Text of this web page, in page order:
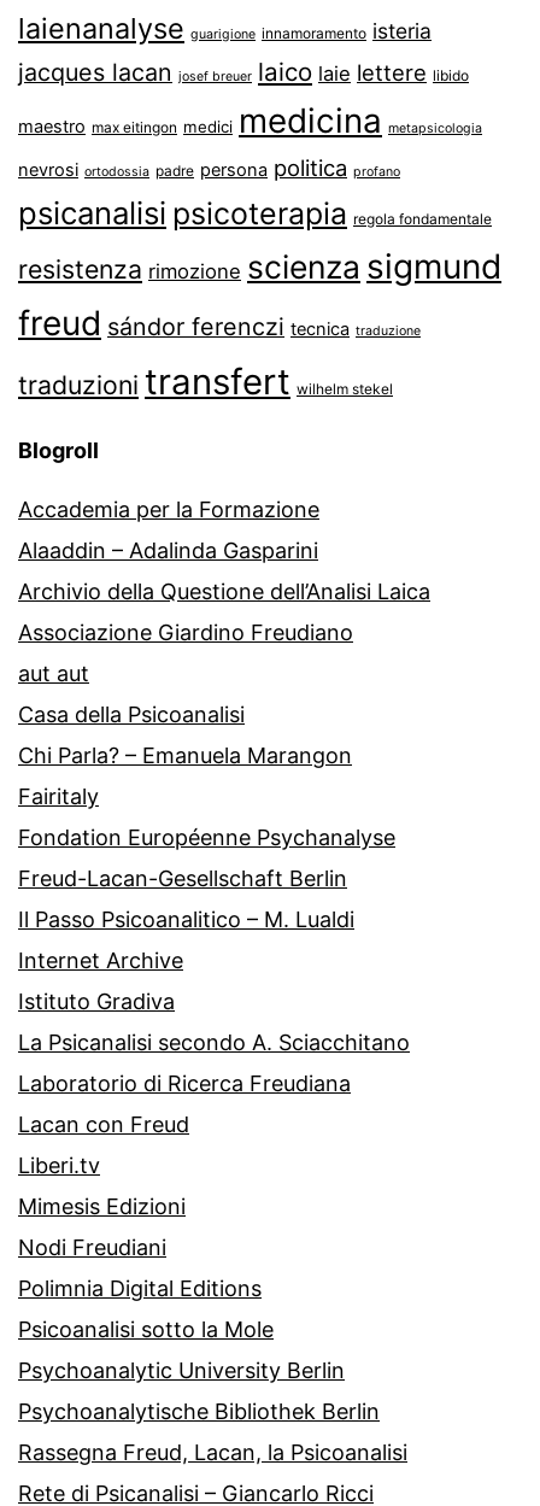
laienanalyse guarigione innamoramento isteria
jacques lacan josef breuer laico laie lettere libido
maestro max eitingon medici medicina metapsicologia
nevrosi ortodossia padre persona politica profano
psicanalisi psicoterapia regola fondamentale
resistenza rimozione scienza sigmund
freud sándor ferenczi tecnica traduzione
traduzioni transfert wilhelm stekel
Blogroll
Accademia per la Formazione
Alaaddin – Adalinda Gasparini
Archivio della Questione dell’Analisi Laica
Associazione Giardino Freudiano
aut aut
Casa della Psicoanalisi
Chi Parla? – Emanuela Marangon
Fairitaly
Fondation Européenne Psychanalyse
Freud-Lacan-Gesellschaft Berlin
Il Passo Psicoanalitico – M. Lualdi
Internet Archive
Istituto Gradiva
La Psicanalisi secondo A. Sciacchitano
Laboratorio di Ricerca Freudiana
Lacan con Freud
Liberi.tv
Mimesis Edizioni
Nodi Freudiani
Polimnia Digital Editions
Psicoanalisi sotto la Mole
Psychoanalytic University Berlin
Psychoanalytische Bibliothek Berlin
Rassegna Freud, Lacan, la Psicoanalisi
Rete di Psicanalisi – Giancarlo Ricci